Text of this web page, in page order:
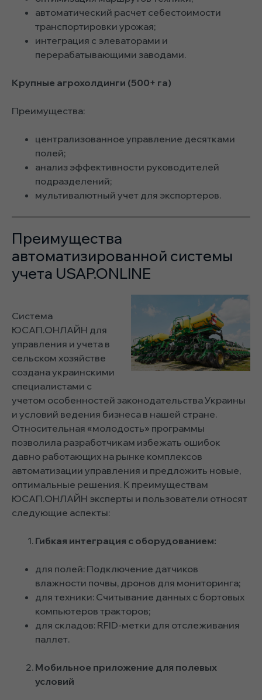
автоматический расчет себестоимости
транспортировки урожая;
интеграция с элеваторами и
перерабатывающими заводами.
Крупные агрохолдинги (500+ га)
Преимущества:
централизованное управление десятками
полей;
анализ эффективности руководителей
подразделений;
мультивалютный учет для экспортеров.
Преимущества
автоматизированной системы
учета USAP.ONLINE
Система
ЮСАП.ОНЛАЙН для
управления и учета в
сельском хозяйстве
создана украинскими
специалистами с
учетом особенностей законодательства Украины
и условий ведения бизнеса в нашей стране.
Относительная «молодость» программы
позволила разработчикам избежать ошибок
давно работающих на рынке комплексов
автоматизации управления и предложить новые,
оптимальные решения. К преимуществам
ЮСАП.ОНЛАЙН эксперты и пользователи относят
следующие аспекты:
Гибкая интеграция с оборудованием:
для полей: Подключение датчиков
влажности почвы, дронов для мониторинга;
для техники: Считывание данных с бортовых
компьютеров тракторов;
для складов: RFID-метки для отслеживания
паллет.
Мобильное приложение для полевых
условий